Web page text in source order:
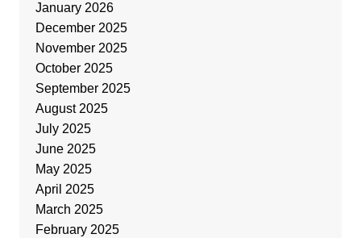
January 2026
December 2025
November 2025
October 2025
September 2025
August 2025
July 2025
June 2025
May 2025
April 2025
March 2025
February 2025